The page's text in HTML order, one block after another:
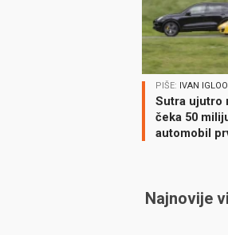
PIŠE: IVAN
Sutra ujutro
čeka 50
automobil
Najnovije